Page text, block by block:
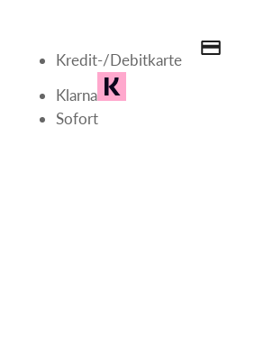
Kredit-/Debitkarte
Klarna
Sofort